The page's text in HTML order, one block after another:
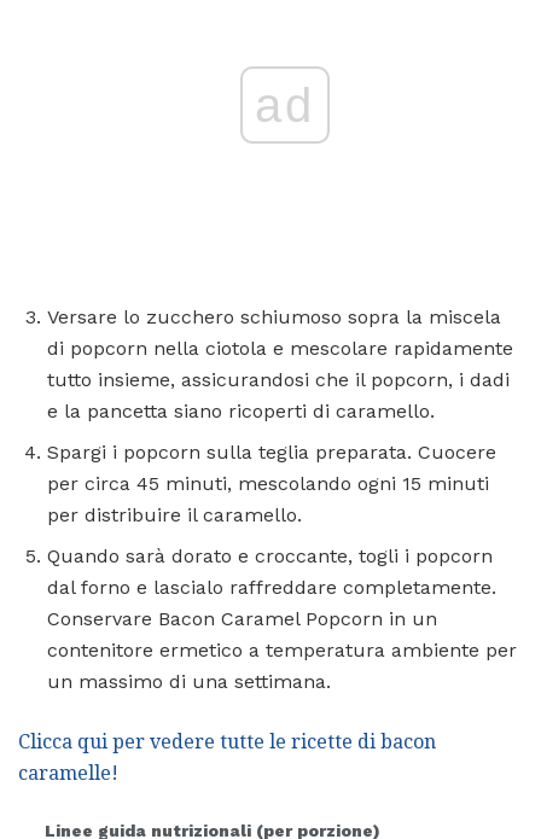
ad
Versare lo zucchero schiumoso sopra la miscela
di popcorn nella ciotola e mescolare rapidamente
tutto insieme, assicurandosi che il popcorn, i dadi
e la pancetta siano ricoperti di caramello.
Spargi i popcorn sulla teglia preparata. Cuocere
per circa 45 minuti, mescolando ogni 15 minuti
per distribuire il caramello.
Quando sarà dorato e croccante, togli i popcorn
dal forno e lascialo raffreddare completamente.
Conservare Bacon Caramel Popcorn in un
contenitore ermetico a temperatura ambiente per
un massimo di una settimana.
Clicca qui per vedere tutte le ricette di bacon
caramelle!
Linee guida nutrizionali (per porzione)